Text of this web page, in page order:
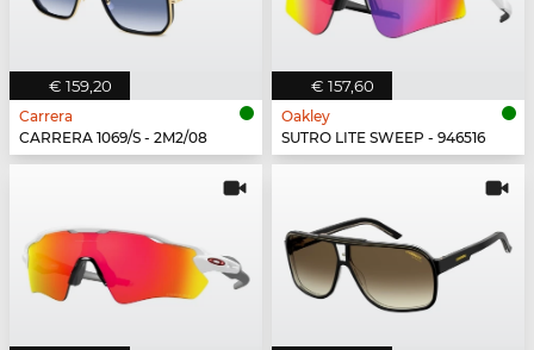
€ 159,20
Carrera
CARRERA 1069/S - 2M2/08
€ 157,60
Oakley
SUTRO LITE SWEEP - 946516